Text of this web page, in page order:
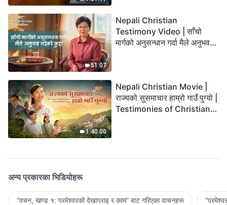
51:07
Nepali Christian
Testimony Video | साँचो
मार्गको अनुसन्धान गर्दा मैले अनुभव
1:40:00
Nepali Christian Movie |
राज्यको सुसमाचार हाम्रो गाउँ पुग्यो |
Testimonies of Christians
अन्य प्रकारका भिडियोहरू
“वचन, खण्ड १: परमेश्‍वरको देखापराइ र काम” बाट गरिएका वाचनहरू